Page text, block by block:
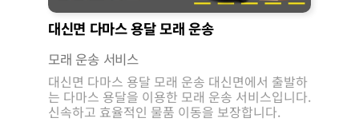
대신면 다마스 용달 모래 운송
모래 운송 서비스
대신면 다마스 용달 모래 운송 대신면에서 출발하
는 다마스 용달을 이용한 모래 운송 서비스입니다.
신속하고 효율적인 물품 이동을 보장합니다.